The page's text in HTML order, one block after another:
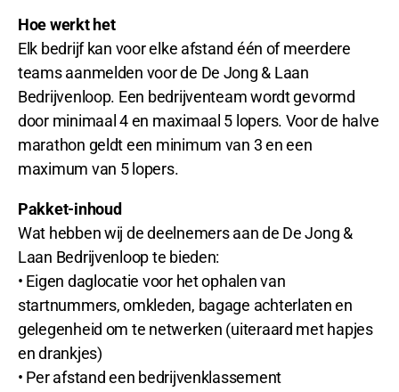
Hoe werkt het
Elk bedrijf kan voor elke afstand één of meerdere
teams aanmelden voor de De Jong & Laan
Bedrijvenloop. Een bedrijventeam wordt gevormd
door minimaal 4 en maximaal 5 lopers. Voor de halve
marathon geldt een minimum van 3 en een
maximum van 5 lopers.
Pakket-inhoud
Wat hebben wij de deelnemers aan de De Jong &
Laan Bedrijvenloop te bieden:
• Eigen daglocatie voor het ophalen van
startnummers, omkleden, bagage achterlaten en
gelegenheid om te netwerken (uiteraard met hapjes
en drankjes)
• Per afstand een bedrijvenklassement